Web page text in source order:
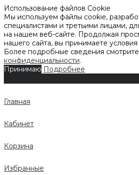
Использование файлов Cookie
Мы используем файлы cookie,
специалистами и третьими лицами,
на нашем веб-сайте. Продолжая
нашего сайта, вы принимаете условия
Более подробные сведения смотрите
конфиденциальности.
Принимаю Подробнее
Главная
Кабинет
Корзина
Избранные